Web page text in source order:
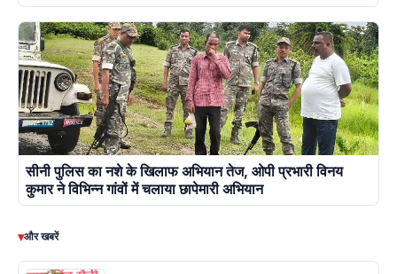
सीनी पुलिस का नशे के खिलाफ अभियान तेज, ओपी प्रभारी विनय
कुमार ने विभिन्न गांवों में चलाया छापेमारी अभियान
▾और खबरें